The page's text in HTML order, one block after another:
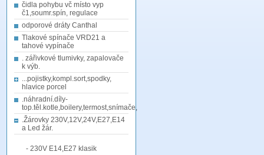
čidla pohybu vč místo vyp
č1,soumr.spín, regulace
odporové dráty Canthal
Tlakové spínače VRD21 a
tahové vypínače
. zářivkové tlumivky, zapalovače
k výb.
...pojistky,kompl.sort,spodky,
hlavice porcel
.náhradní.díly-
top.těl.kotle,boilery,termost,snímače,
.Žárovky 230V,12V,24V,E27,E14
a Led žár.
- 230V E14,E27 klasik